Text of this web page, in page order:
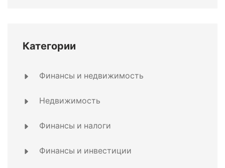
Категории
Финансы и недвижимость
Недвижимость
Финансы и налоги
Финансы и инвестиции